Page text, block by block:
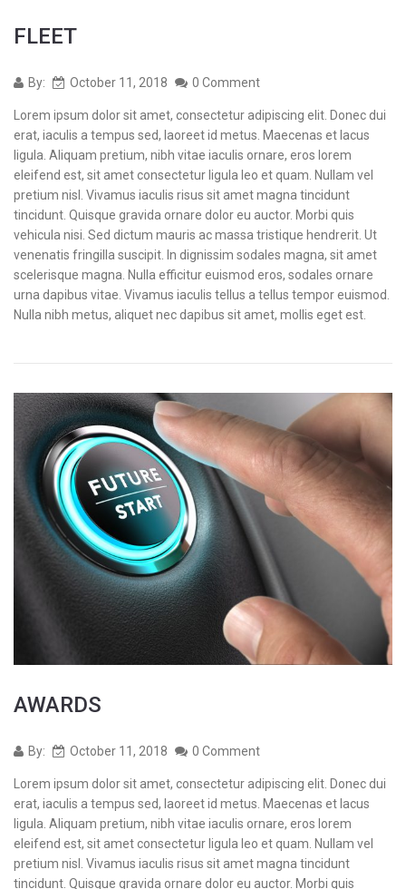
FLEET
By: October 11, 2018 0 Comment
Lorem ipsum dolor sit amet, consectetur adipiscing elit. Donec dui
erat, iaculis a tempus sed, laoreet id metus. Maecenas et lacus
ligula. Aliquam pretium, nibh vitae iaculis ornare, eros lorem
eleifend est, sit amet consectetur ligula leo et quam. Nullam vel
pretium nisl. Vivamus iaculis risus sit amet magna tincidunt
tincidunt. Quisque gravida ornare dolor eu auctor. Morbi quis
vehicula nisi. Sed dictum mauris ac massa tristique hendrerit. Ut
venenatis fringilla suscipit. In dignissim sodales magna, sit amet
scelerisque magna. Nulla efficitur euismod eros, sodales ornare
urna dapibus vitae. Vivamus iaculis tellus a tellus tempor euismod.
Nulla nibh metus, aliquet nec dapibus sit amet, mollis eget est.
AWARDS
By: October 11, 2018 0 Comment
Lorem ipsum dolor sit amet, consectetur adipiscing elit. Donec dui
erat, iaculis a tempus sed, laoreet id metus. Maecenas et lacus
ligula. Aliquam pretium, nibh vitae iaculis ornare, eros lorem
eleifend est, sit amet consectetur ligula leo et quam. Nullam vel
pretium nisl. Vivamus iaculis risus sit amet magna tincidunt
tincidunt. Quisque gravida ornare dolor eu auctor. Morbi quis